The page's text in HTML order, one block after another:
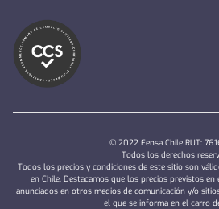
© 2022 Fensa Chile RUT:
Todos los derechos
Todos los precios y condiciones de este sitio son
en Chile. Destacamos que los precios previstos
anunciados en otros medios de comunicación y/o
el que se informa en el carro